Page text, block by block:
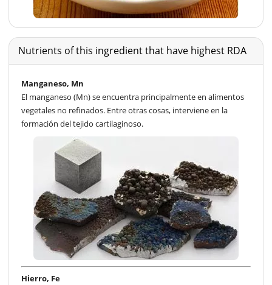
Nutrients of this ingredient that have highest RDA
Manganeso, Mn
El manganeso (Mn) se encuentra principalmente en alimentos
vegetales no refinados. Entre otras cosas, interviene en la
formación del tejido cartilaginoso.
Hierro, Fe